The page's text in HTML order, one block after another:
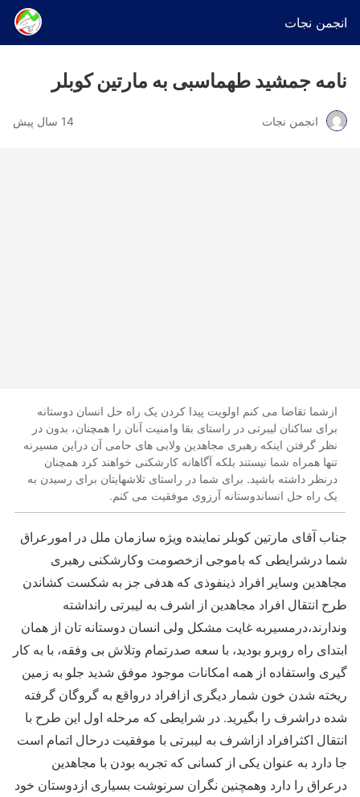
انجمن نجات
نامه جمشید طهماسبی به مارتین کوبلر
انجمن نجات 14 سال پیش
ازشما تقاضا می کنم اولویت پیدا کردن یک راه حل انسان دوستانه
برای ساکنان لیبرتی در راستای بقا وامنیت آنان را همچنان، بدون در
نظر گرفتن اینکه رهبری مجاهدین ولابی های حامی آن دراین مسیرنه
تنها همراه شما نیستند بلکه آگاهانه کارشکنی خواهند کرد همچنان
درنظر داشته باشید. برای شما در راستای تلاشهایتان برای رسیدن به
یک راه حل انساندوستانه آرزوی موفقیت می کنم.
جناب آقای مارتین کوبلر نماینده ویژه سازمان ملل در امورعراق
شما درشرایطی که باموجی ازخصومت وکارشکنی رهبری
مجاهدین وسایر افراد ذینفوذی که هدفی جز به شکست کشاندن
طرح انتقال افراد مجاهدین از اشرف به لیبرتی رانداشته
وندارند،درمسیربه غایت مشکل ولی انسان دوستانه تان از همان
ابتدای راه روبرو بودید، با سعه صدرتمام وتلاش بی وفقه، با به کار
گیری واستفاده از همه امکانات موجود موفق شدید جلو به زمین
ریخته شدن خون شمار دیگری ازافراد درواقع به گروگان گرفته
شده دراشرف را بگیرید. در شرایطی که مرحله اول این طرح با
انتقال اکثرافراد ازاشرف به لیبرتی با موفقیت درحال اتمام است
جا دارد به عنوان یکی از کسانی که تجربه بودن با مجاهدین
درعراق را دارد وهمچنین نگران سرنوشت بسیاری ازدوستان خود